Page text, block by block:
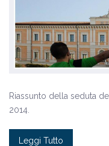
Riassunto della seduta
2014.
Leggi Tutto